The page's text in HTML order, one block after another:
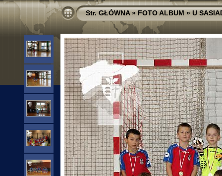
Str. GŁÓWNA»FOTO ALBUM»U